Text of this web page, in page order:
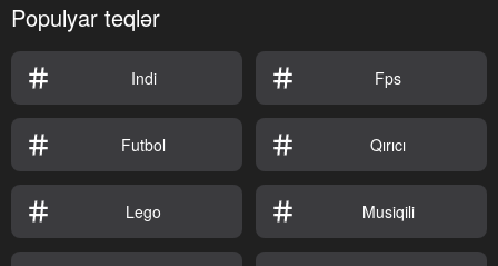
Populyar teqlər
Indi Fps
Futbol Qırıcı
Lego Musiqili